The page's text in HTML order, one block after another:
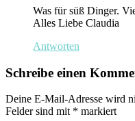
Was für süß Dinger.
Alles Liebe Claudia
Antworten
Schreibe einen
Deine E-Mail-Adresse wird
Felder sind mit * markiert